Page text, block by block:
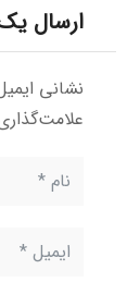
ارسال
نشانی